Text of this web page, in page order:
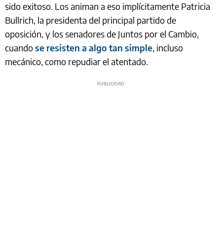
sido exitoso. Los animan a eso implícitamente Patricia
Bullrich, la presidenta del principal partido de
oposición, y los senadores de Juntos por el Cambio,
cuandose resisten a algo tan simple, incluso
mecánico, como repudiar el atentado.